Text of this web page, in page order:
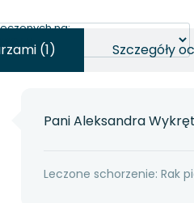
na:
(1) Szczegóły
Pani Aleksandra
Leczone schorzenie: Rak